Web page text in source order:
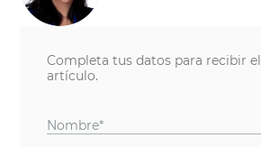
Completa tus datos para recibir el
artículo.